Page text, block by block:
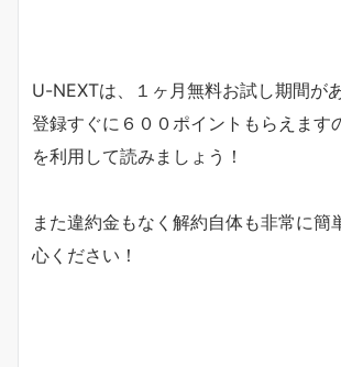
U-NEXTは、１ヶ月無料お試し期間があ
登録すぐに６００ポイントもらえます
を利用して読みましょう！
また違約金もなく解約自体も非常に簡
心ください！